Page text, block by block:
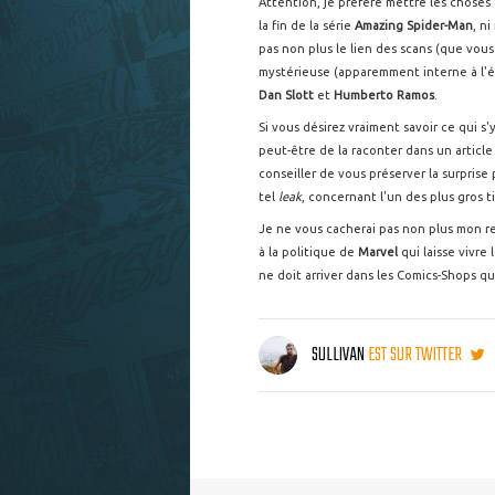
la fin de la série Amazing Spider-Man ,
pas non plus le lien des scans (que
mystérieuse (apparemment interne à
Dan Slott et Humberto Ramos.
Si vous désirez vraiment savoir ce qui
peut-être de la raconter dans un
conseiller de vous préserver la
tel leak, concernant l'un des plus gros
Je ne vous cacherai pas non plus mon
à la politique de Marvel qui laisse vivre
ne doit arriver dans les Comics-Shops
SULLIVANEST SUR TWITTER